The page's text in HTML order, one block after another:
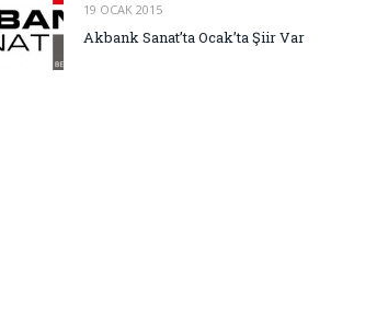
19 OCAK 2015
Akbank Sanat’ta Ocak’ta Şiir Var